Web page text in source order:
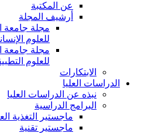
عن المكتبة
أرشيف المجلة
مجلة جامعة
للعلوم
مجلة جامعة
للعلوم
الابتكارات
الدراسات العليا
نبذه عن الدراسات العليا
البرامج الدراسية
ماجستير التغذية
ماجستير تقنية